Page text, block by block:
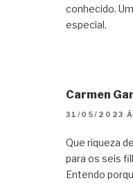
conhecido.
especial.
Carmen
31/05/2023
Que riqueza
para os seis
Entendo